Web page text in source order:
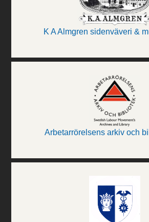
K A Almgren sidenväveri &
Arbetarrörelsens arkiv och